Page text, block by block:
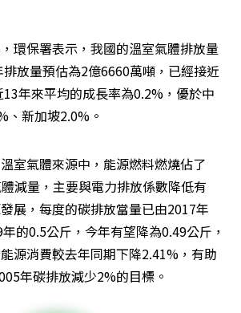
環保署表示，我國的溫室氣體排放量
放量預估為2億6660萬噸，已經接近
年來平均的成長率為0.2%，優於中
、新加坡2.0%。
室氣體來源中，能源燃料燃燒佔了
減量，主要與電力排放係數降低有
展，每度的碳排放當量已由2017年
的0.5公斤，今年有望降為0.49公斤，
源消費較去年同期下降2.41%，有助
年碳排放減少2%的目標。